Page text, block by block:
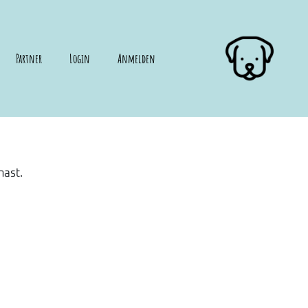
Partner Login Anmelden